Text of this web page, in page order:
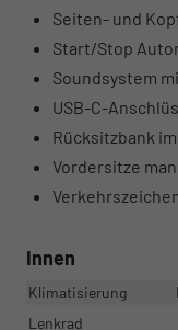
Seiten- und
Start/Stop
Soundsystem
USB-C-
Rücksitzbank
Vordersitze
Innen
Klimatisierung
Lenkrad